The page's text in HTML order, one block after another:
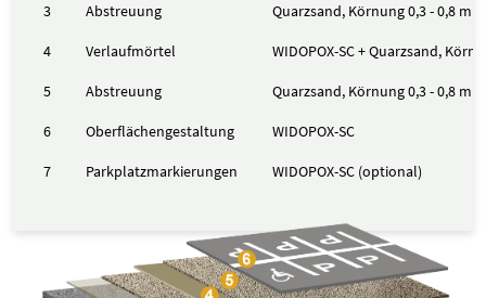
3 Abstreuung Quarzsand, Körnung 0,3 - 0,8
4 Verlaufmörtel WIDOPOX-SC + Quarzsand,
5 Abstreuung Quarzsand, Körnung 0,3 - 0,8 mm
6 Oberflächengestaltung WIDOPOX-SC
7 Parkplatzmarkierungen WIDOPOX-SC (optional)